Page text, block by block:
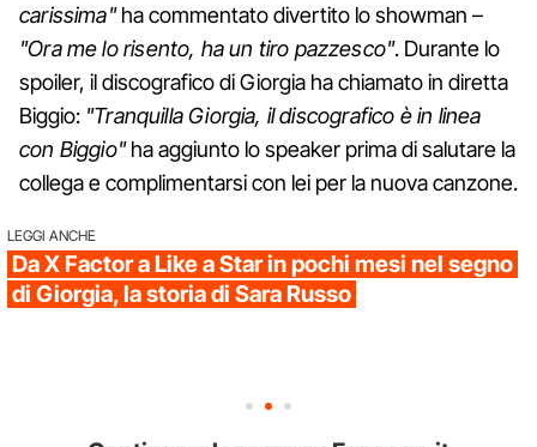
carissima"ha commentato divertito lo showman –
"Ora me lo risento, ha un tiro pazzesco". Durante lo
spoiler, il discografico di Giorgia ha chiamato in diretta
Biggio: "Tranquilla Giorgia, il discografico è in linea
con Biggio"ha aggiunto lo speaker prima di salutare la
collega e complimentarsi con lei per la nuova canzone.
LEGGI ANCHE
Da X Factor a Like a Star in pochi mesi nel segno
di Giorgia, la storia di Sara Russo